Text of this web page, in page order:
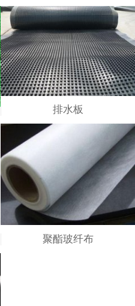
排水板
聚酯玻纤布